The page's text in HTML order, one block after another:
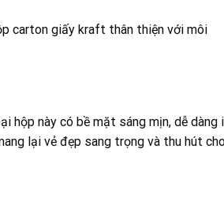
carton giấy kraft thân thiện với môi
này có bề mặt sáng mịn, dễ dàng
lại vẻ đẹp sang trọng và thu hút